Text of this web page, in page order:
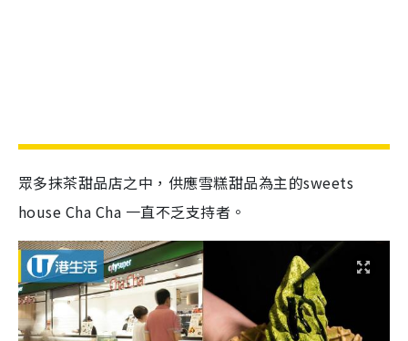
眾多抹茶甜品店之中，供應雪糕甜品為主的sweets
house Cha Cha 一直不乏支持者。